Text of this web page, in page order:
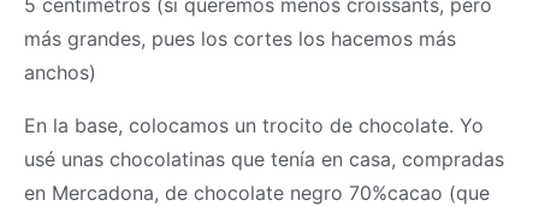
más grandes, pues los cortes los hacemos más
anchos)
En la base, colocamos un trocito de chocolate. Yo
usé unas chocolatinas que tenía en casa, compradas
en Mercadona, de chocolate negro 70%cacao (que